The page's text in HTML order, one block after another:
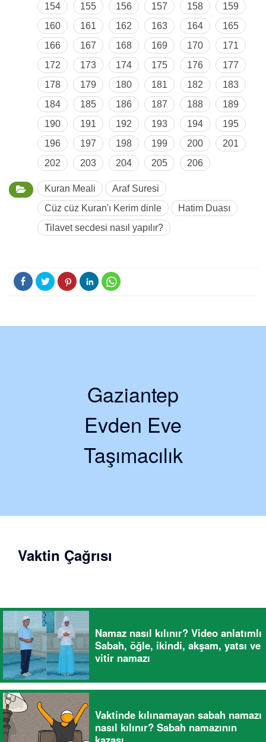
154
155 156 157 158
159
160
161 162 163 164
165
166
167 168 169 170
171
172
173 174 175 176
177
178
179 180 181 182
183
184
185 186 187 188
189
190
191 192 193 194
195
196
197 198 199 200
201
202
203 204 205 206
Kuran Meali
Araf Suresi
Cüz cüz Kuran'ı Kerim dinle
Hatim Duası
Tilavet secdesi nasıl yapılır?
Gaziantep
Evden Eve
Taşımacılık
Vaktin Çağrısı
Namaz nasıl kılınır? Video anlatımlı
Sabah, öğle, ikindi, akşam, yatsı ve
vitir namazı
Vaktinde kılınamayan sabah namazı
nasıl kılınır? Sabah namazının